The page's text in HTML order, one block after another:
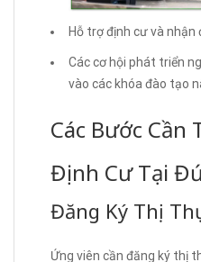
Hỗ trợ định cư và nhận
Các cơ hội phát triển
vào các khóa đào tạo
Các Bước
Định Cư Tại
Đăng Ký Thị
Ứng viên cần đăng ký thị